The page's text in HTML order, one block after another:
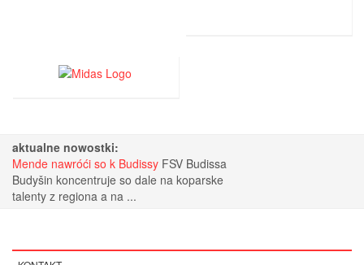
aktualne nowostki:
Mende nawróći so k Budissy FSV Budissa
Budyšin koncentruje so dale na koparske
talenty z regiona a na ...